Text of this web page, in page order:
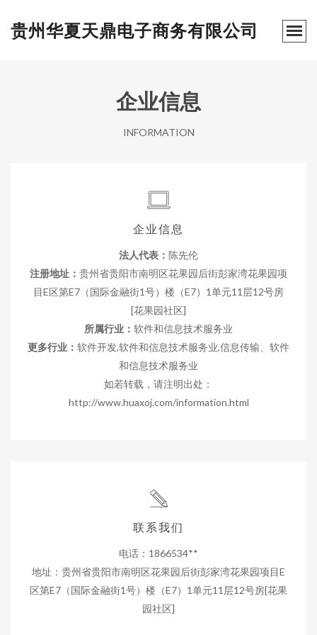
贵州华夏天鼎电子商务有限公司
企业信息
INFORMATION
企业信息
法人代表： 陈先伦
注册地址： 贵州省贵阳市南明区花果园后街彭家湾花果园项
目E区第E7（国际金融街1号）楼（E7）1单元11层12号房
[花果园社区]
所属行业： 软件和信息技术服务业
更多行业： 软件开发,软件和信息技术服务业,信息传输、软件
和信息技术服务业
如若转载，请注明出处：
http://www.huaxoj.com/information.html
联系我们
电话：1866534**
地址：贵州省贵阳市南明区花果园后街彭家湾花果园项目E
区第E7（国际金融街1号）楼（E7）1单元11层12号房[花果
园社区]